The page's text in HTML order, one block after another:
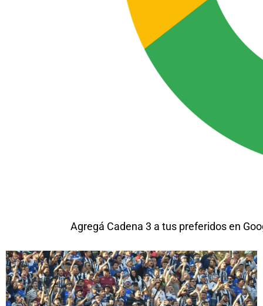
Agregá Cadena 3 a tus preferidos en